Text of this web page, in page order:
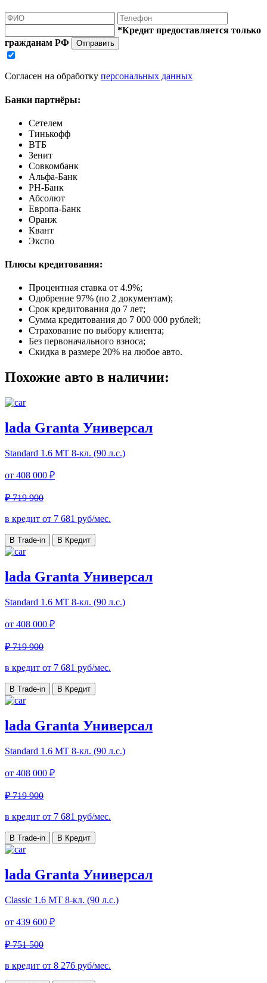
*Кредит предоставляется только
гражданам РФ
Отправить
Согласен на обработку персональных данных
Банки партнёры:
Сетелем
Тинькофф
ВТБ
Зенит
Совкомбанк
Альфа-Банк
РН-Банк
Абсолют
Европа-Банк
Оранж
Квант
Экспо
Плюсы кредитования:
Процентная ставка от 4.9%;
Одобрение 97% (по 2 документам);
Срок кредитования до 7 лет;
Сумма кредитования до 7 000 000 рублей;
Страхование по выбору клиента;
Без первоначального взноса;
Скидка в размере 20% на любое авто.
Похожие авто в наличии:
lada Granta Универсал
Standard 1.6 МТ 8-кл. (90 л.с.)
от 408 000 ₽
₽ 719 900
в кредит от 7 681 руб/мес.
В Trade-in В Кредит
lada Granta Универсал
Standard 1.6 МТ 8-кл. (90 л.с.)
от 408 000 ₽
₽ 719 900
в кредит от 7 681 руб/мес.
В Trade-in В Кредит
lada Granta Универсал
Standard 1.6 МТ 8-кл. (90 л.с.)
от 408 000 ₽
₽ 719 900
в кредит от 7 681 руб/мес.
В Trade-in В Кредит
lada Granta Универсал
Classic 1.6 МТ 8-кл. (90 л.с.)
от 439 600 ₽
₽ 751 500
в кредит от 8 276 руб/мес.